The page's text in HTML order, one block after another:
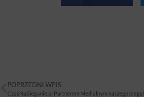
POPRZEDNI WPIS
CzasNaBieganie.pl Partnerem Medialnym naszego biegu!